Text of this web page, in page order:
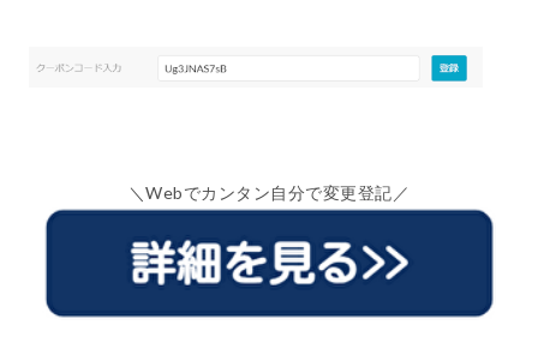
＼Webでカンタン自分で変更登記／